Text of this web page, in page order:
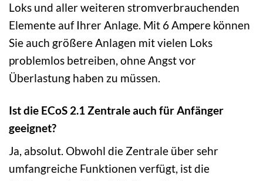
Loks und aller weiteren stromverbrauchenden
Elemente auf Ihrer Anlage. Mit 6 Ampere können
Sie auch größere Anlagen mit vielen Loks
problemlos betreiben, ohne Angst vor
Überlastung haben zu müssen.
Ist die ECoS 2.1 Zentrale auch für Anfänger
geeignet?
Ja, absolut. Obwohl die Zentrale über sehr
umfangreiche Funktionen verfügt, ist die